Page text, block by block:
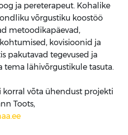
ja pereterapeut. Kohalike
võrgustiku koostöö
metoodikapäevad,
kovisioonid ja
pakutavad tegevused ja
tema lähivõrgustikule tasuta.
korral võta ühendust projekti
Toots,